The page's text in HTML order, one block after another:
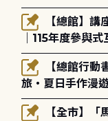
躍參加(115年8
｜115年度參與
場！
旅・夏日手作漫
報名